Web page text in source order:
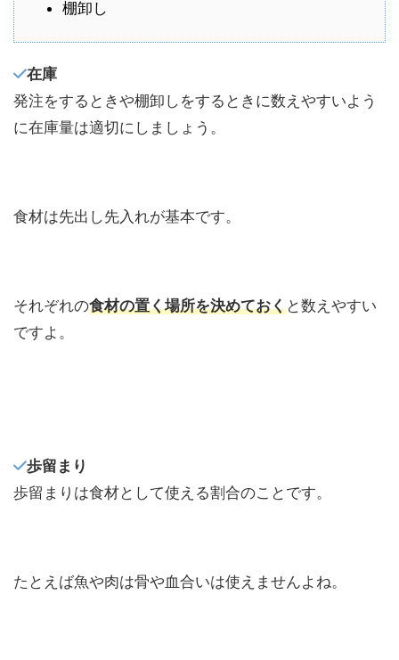
棚卸し
在庫
発注をするときや棚卸しをするときに数えやすいよう
に在庫量は適切にしましょう。
食材は先出し先入れが基本です。
それぞれの食材の置く場所を決めておくと数えやすい
ですよ。
歩留まり
歩留まりは食材として使える割合のことです。
たとえば魚や肉は骨や血合いは使えませんよね。